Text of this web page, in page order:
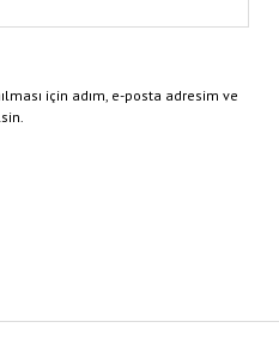
için adım, e-posta adresim ve